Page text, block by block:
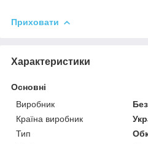
Приховати
Характеристики
Основні
Виробник
Країна виробник
Тип